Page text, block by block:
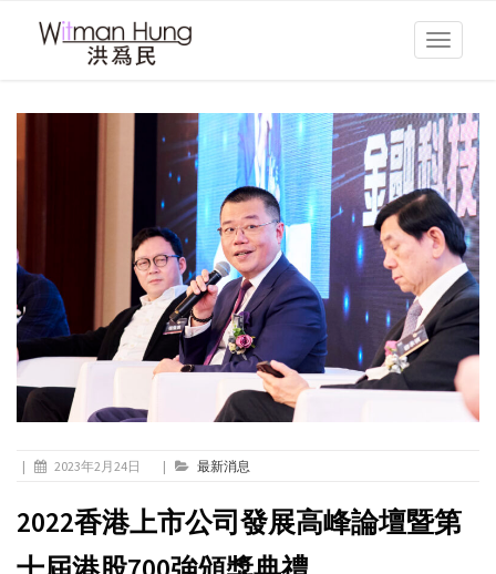
Toggle
| 2023年2月24日 | 最新消息
2022香港上市公司發展高峰論壇暨第